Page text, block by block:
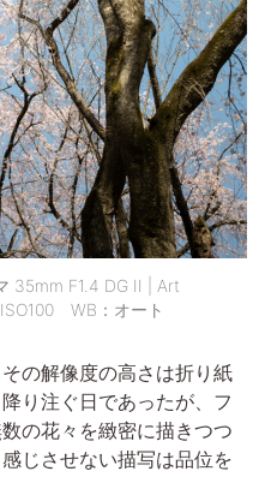
35mm F1.4 DG II | Art
WB：オート
の解像度の高さは折り紙
り注ぐ日であったが、フ
の花々を緻密に描きつつ
じさせない描写は品位を